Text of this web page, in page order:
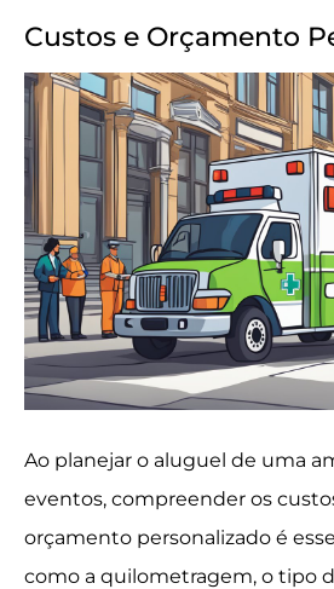
Custos e Orçamento
Ao planejar o aluguel de uma
eventos, compreender os
orçamento personalizado é
como a quilometragem, o tipo